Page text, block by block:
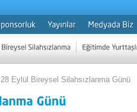
28 Eylül Bireysel Silahsızlanma Günü